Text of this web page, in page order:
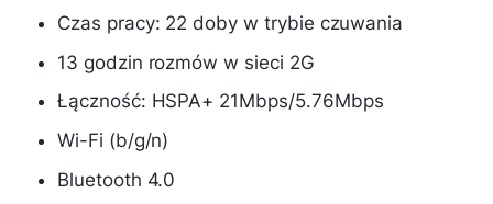
Czas pracy: 22 doby w trybie czuwania
13 godzin rozmów w sieci 2G
Łączność: HSPA+ 21Mbps/5.76Mbps
Wi-Fi (b/g/n)
Bluetooth 4.0